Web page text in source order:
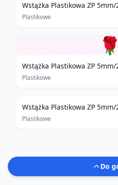
Wstążka Plastikowa ZP
Plastikowe
🌹
Wstążka Plastikowa ZP
Plastikowe
Wstążka Plastikowa ZP
Plastikowe
Do